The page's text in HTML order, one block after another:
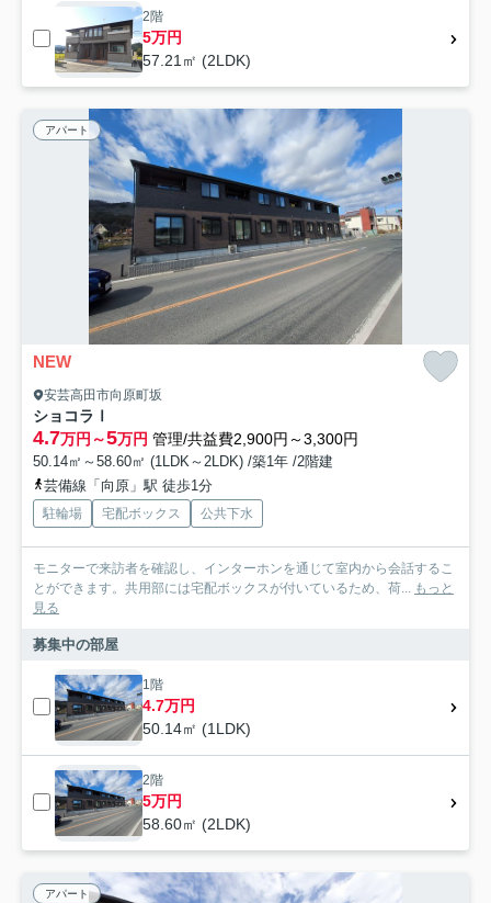
2階
5万円
57.21㎡ (2LDK)
アパート
NEW
安芸高田市向原町坂
ショコラⅠ
4.7万円～5万円 管理/共益費2,900円～3,300円
50.14㎡～58.60㎡ (1LDK～2LDK) /築1年 /2階建
芸備線「向原」駅 徒歩1分
駐輪場 宅配ボックス 公共下水
モニターで来訪者を確認し、インターホンを通じて室内から会話するこ
とができます。共用部には宅配ボックスが付いているため、荷... もっと
見る
募集中の部屋
1階
4.7万円
50.14㎡ (1LDK)
2階
5万円
58.60㎡ (2LDK)
アパート